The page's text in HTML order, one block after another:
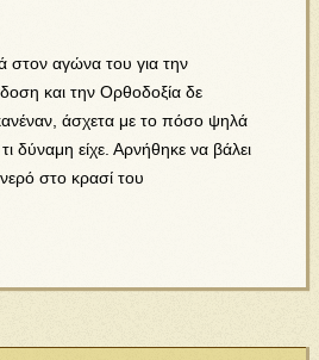
αγώνα του για την
και την Ορθοδοξία δε
άσχετα με το πόσο ψηλά
δύναμη είχε. Αρνήθηκε να βάλει
στο κρασί του